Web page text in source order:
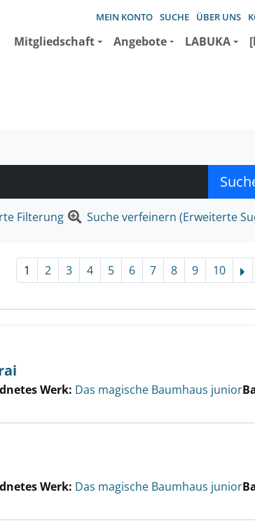
MEIN KONTO SUCHE ÜBER UNS
Mitgliedschaft Angebote LABUKA
Filterung Suche verfeinern (Erweiterte
1 2 3 4 5 6 7 8 9 10
anzeigen
Werk: Das magische Baumhaus junior
anzeigen
Werk: Das magische Baumhaus junior